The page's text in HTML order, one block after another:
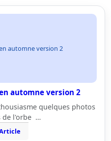
automne version 2
automne version 2
quelques photos
de l'orbe …